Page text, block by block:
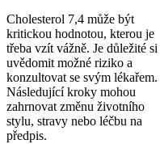
Cholesterol 7,4 může být
kritickou hodnotou, kterou je
třeba vzít vážně. Je důležité si
uvědomit možné riziko a
konzultovat se svým lékařem.
Následující kroky mohou
zahrnovat změnu životního
stylu, stravy nebo léčbu na
předpis.